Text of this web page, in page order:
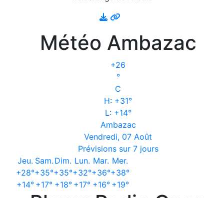
Météo Ambazac
+26
°
C
H: +31°
L: +14°
Ambazac
Vendredi, 07 Août
Prévisions sur 7 jours
Jeu. Sam. Dim. Lun. Mar. Mer.
+28°+35°+35°+32°+36°+38°
+14° +17° +18° +17° +16° +19°